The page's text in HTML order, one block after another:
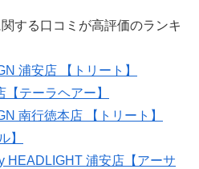
する口コミが高評価のランキ
浦安店 【トリート】
テーラヘアー】
南行徳本店 【トリート】
】
HEADLIGHT 浦安店【アーサ